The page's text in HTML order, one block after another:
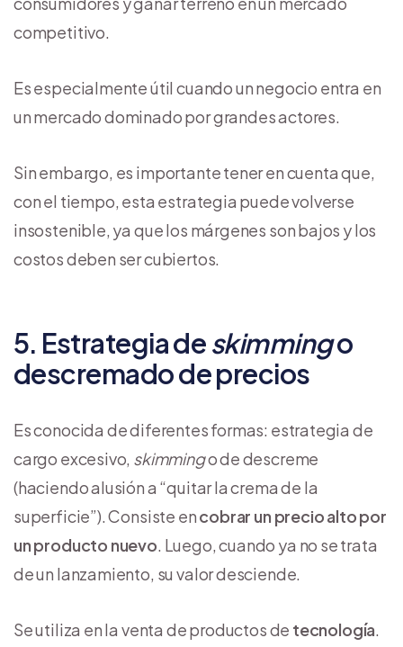
competitivo.
Es especialmente útil cuando un negocio entra en
un mercado dominado por grandes actores.
Sin embargo, es importante tener en cuenta que,
con el tiempo, esta estrategia puede volverse
insostenible, ya que los márgenes son bajos y los
costos deben ser cubiertos.
5. Estrategia deskimmingo
descremado de precios
Es conocida de diferentes formas: estrategia de
cargo excesivo, skimmingo de descreme
(haciendo alusión a “quitar la crema de la
superficie”). Consiste encobrar un precio alto por
un producto nuevo. Luego, cuando ya no se trata
de un lanzamiento, su valor desciende.
Se utiliza en la venta de productos de tecnología.